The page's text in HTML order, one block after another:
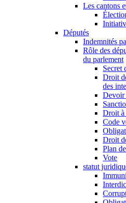
Les cantons
Députés
Indemnités
Rôle des
du parlement
Secret
Droit
des
Devoir
Droit à
Code
Droit
Plan
Vote
statut